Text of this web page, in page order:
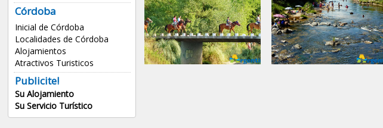
Córdoba
Inicial de Córdoba
Localidades de Córdoba
Alojamientos
Atractivos Turisticos
Publicite!
Su Alojamiento
Su Servicio Turístico